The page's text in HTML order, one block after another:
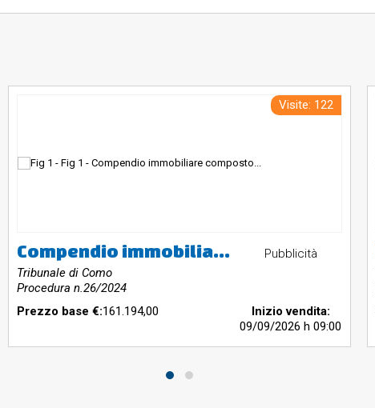
Visite: 122
Compendio immobiliare composto da quote di proprietà di immobili residenziali e direzionali, autorimesse e terreni in Albavilla e Orsenigo
Tribunale di Como
Procedura n.26/2024
Pubblicità
Prezzo base €:161.194,00
Inizio vendita:
09/09/2026 h 09:00